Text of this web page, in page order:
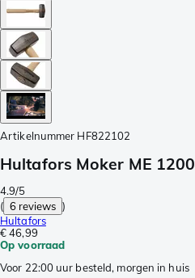
Artikelnummer HF822102
Hultafors Moker ME 1200
4.9/5
( 6 reviews )
Hultafors
€ 46,99
Op voorraad
Voor 22:00 uur besteld, morgen in huis